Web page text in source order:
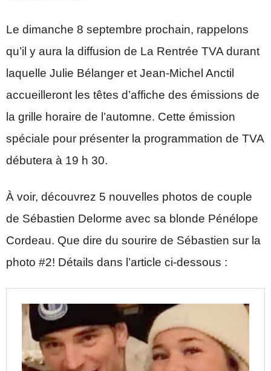
Le dimanche 8 septembre prochain, rappelons
qu’il y aura la diffusion de La Rentrée TVA durant
laquelle Julie Bélanger et Jean-Michel Anctil
accueilleront les têtes d’affiche des émissions de
la grille horaire de l’automne. Cette émission
spéciale pour présenter la programmation de TVA
débutera à 19 h 30.
À voir, découvrez 5 nouvelles photos de couple
de Sébastien Delorme avec sa blonde Pénélope
Cordeau. Que dire du sourire de Sébastien sur la
photo #2! Détails dans l’article ci-dessous :